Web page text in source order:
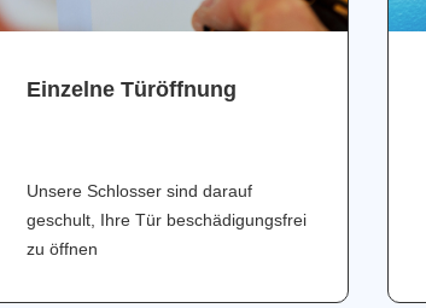
Einzelne Türöffnung
Unsere Schlosser sind darauf
geschult, Ihre Tür beschädigungsfrei
zu öffnen